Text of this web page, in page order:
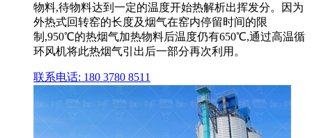
物料,待物料达到一定的温度开始热解析出挥发分。因为
外热式回转窑的长度及烟气在窑内停留时间的限
制,950℃的热烟气加热物料后温度仍有650℃,通过高温循
环风机将此热烟气引出后一部分再次利用。
联系电话: 180 3780 8511